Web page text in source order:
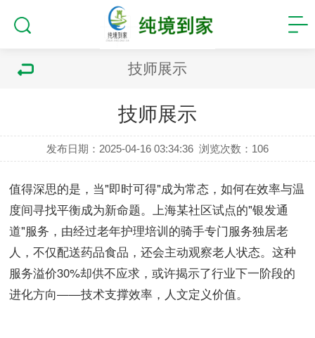
技师展示
技师展示
发布日期：2025-04-16 03:34:36 浏览次数： 106
值得深思的是，当"即时可得"成为常态，如何在效率与温
度间寻找平衡成为新命题。上海某社区试点的"银发通
道"服务，由经过老年护理培训的骑手专门服务独居老
人，不仅配送药品食品，还会主动观察老人状态。这种
服务溢价30%却供不应求，或许揭示了行业下一阶段的
进化方向——技术支撑效率，人文定义价值。